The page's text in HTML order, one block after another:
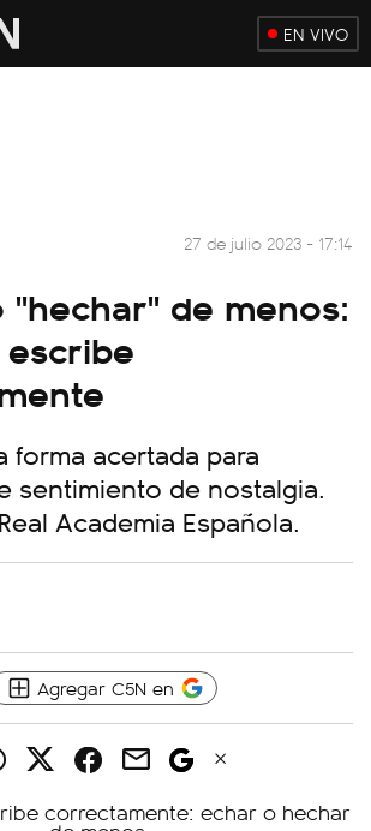
EN VIVO
27 de julio 2023 - 17:14
"hechar" de menos:
forma acertada para
sentimiento de nostalgia.
Academia Española.
Agregar C5N en